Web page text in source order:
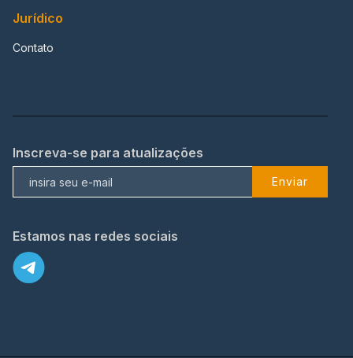
Jurídico
Contato
Inscreva-se para atualizações
Enviar
Estamos nas redes sociais